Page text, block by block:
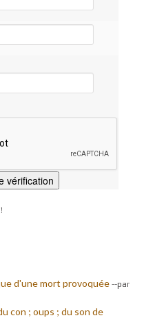
d'une mort provoquée --par
con ; oups ; du son de